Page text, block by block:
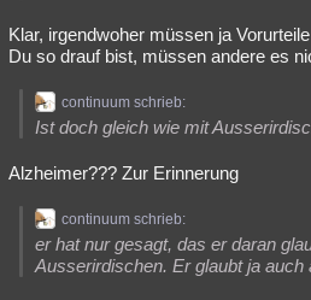
Klar, irgendwoher müssen ja
Du so drauf bist, müssen andere es
continuum schrieb:
Ist doch gleich wie mit
Alzheimer??? Zur Erinnerung
continuum schrieb:
er hat nur gesagt, das er daran
Ausserirdischen. Er glaubt ja